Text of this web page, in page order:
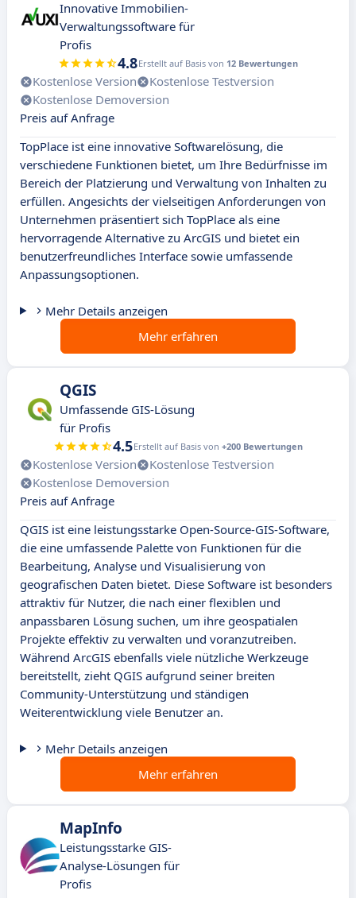
Innovative Immobilien-
Verwaltungssoftware für
Profis
4.8Erstellt auf Basis von 12 Bewertungen
Kostenlose Version
Kostenlose Testversion
Kostenlose Demoversion
Preis auf Anfrage
TopPlace ist eine innovative Softwarelösung, die
verschiedene Funktionen bietet, um Ihre Bedürfnisse im
Bereich der Platzierung und Verwaltung von Inhalten zu
erfüllen. Angesichts der vielseitigen Anforderungen von
Unternehmen präsentiert sich TopPlace als eine
hervorragende Alternative zu ArcGIS und bietet ein
benutzerfreundliches Interface sowie umfassende
Anpassungsoptionen.
Mehr Details anzeigen
Mehr erfahren
QGIS
Umfassende GIS-Lösung
für Profis
4.5Erstellt auf Basis von +200 Bewertungen
Kostenlose Version
Kostenlose Testversion
Kostenlose Demoversion
Preis auf Anfrage
QGIS ist eine leistungsstarke Open-Source-GIS-Software,
die eine umfassende Palette von Funktionen für die
Bearbeitung, Analyse und Visualisierung von
geografischen Daten bietet. Diese Software ist besonders
attraktiv für Nutzer, die nach einer flexiblen und
anpassbaren Lösung suchen, um ihre geospatialen
Projekte effektiv zu verwalten und voranzutreiben.
Während ArcGIS ebenfalls viele nützliche Werkzeuge
bereitstellt, zieht QGIS aufgrund seiner breiten
Community-Unterstützung und ständigen
Weiterentwicklung viele Benutzer an.
Mehr Details anzeigen
Mehr erfahren
MapInfo
Leistungsstarke GIS-
Analyse-Lösungen für
Profis